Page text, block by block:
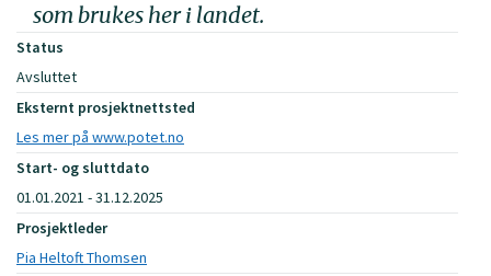
som brukes her i landet.
Status
Avsluttet
Eksternt prosjektnettsted
Les mer på www.potet.no
Start- og sluttdato
01.01.2021 - 31.12.2025
Prosjektleder
Pia Heltoft Thomsen